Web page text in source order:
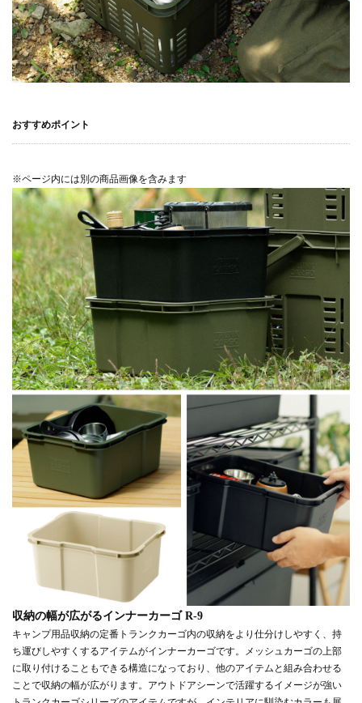
おすすめポイント
※ページ内には別の商品画像を含みます
収納の幅が広がるインナーカーゴ R-9
キャンプ用品収納の定番トランクカーゴ内の収納をより仕分けしやすく、持
ち運びしやすくするアイテムがインナーカーゴです。メッシュカーゴの上部
に取り付けることもできる構造になっており、他のアイテムと組み合わせる
ことで収納の幅が広がります。アウトドアシーンで活躍するイメージが強い